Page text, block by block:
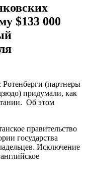
$133 000
(партнеры
придумали, как
Об этом
правительство
государства
Исключение